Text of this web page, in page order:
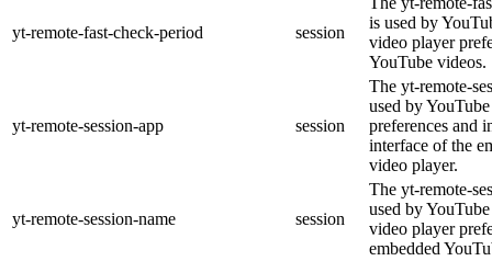
yt-remote-fast-check-period session
is used by
video player
YouTube videos.
yt-remote-session-app session
The yt-remote-
used by
preferences and
interface of the
video player.
yt-remote-session-name session
The yt-remote-
used by
video player
embedded